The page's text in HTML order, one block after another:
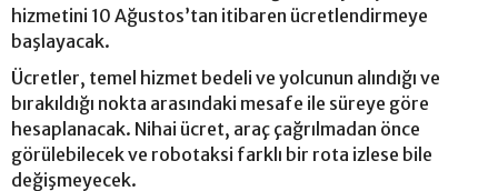
hizmetini 10 Ağustos’tan itibaren ücretlendirmeye
başlayacak.
Ücretler, temel hizmet bedeli ve yolcunun alındığı ve
bırakıldığı nokta arasındaki mesafe ile süreye göre
hesaplanacak. Nihai ücret, araç çağrılmadan önce
görülebilecek ve robotaksi farklı bir rota izlese bile
değişmeyecek.